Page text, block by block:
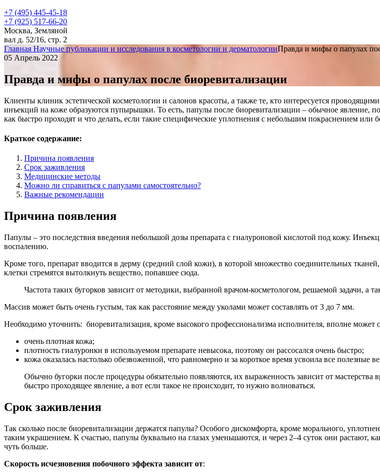
+7 (495) 445-45-18
+7 (925) 517-66-20
Москва, Земляной
вал д. 52/16, стр. 2
Главная Научные публикации и исследования в косметологии и дерматологииПравда и мифы о папулах
05 Апрель 2022
Правда и мифы о папулах после биоревитализации
Клиенты клиник эстетической косметологии и салонов красоты, а также те, кто интересуется
инъекций на коже образуются пупырышки. То есть, папулы после биоревитализации – обычное явление,
как быстро проходят и что делать, если такие специфические уплотнения с небольшим покраснением или
Краткое содержание:
Причина появления
Срок заживления
Медицинские методы
Можно ли справиться с папулами самостоятельно?
Важные рекомендации
Причина появления
Папулы – это последствия введения небольшой дозы препарата с гиалуроновой кислотой под кожу.
воспалению.
Кроме того, препарат вводится в дерму (средний слой кожи), в которой множество соединительных
клетки стремятся вытолкнуть вещество, попавшее сюда.
Частота таких бугорков зависит от методики, выбранной врачом-косметологом, решаемой задачи, а
Массив может быть очень густым, так как расстояние между уколами может составлять от 3 до 7 мм.
Необходимо уточнить: биоревитализация, кроме высокого профессионализма исполнителя, вполне может
очень плотная кожа;
плотность гиалуронки в используемом препарате невысока, поэтому он рассосался очень быстро;
кожа оказалась настолько обезвоженной, что равномерно и за короткое время усвоила все полезные
Обычно бугорки после процедуры обязательно появляются, их выраженность зависит от
быстро проходящее явление, а вот если такое не происходит, то нужно волноваться.
Срок заживления
Так сколько после биоревитализации держатся папулы? Особого дискомфорта, кроме морального,
таким украшением. К счастью, папулы буквально на глазах уменьшаются, и через 2–4 суток они растают,
чуть больше.
Скорость исчезновения побочного эффекта зависит от: